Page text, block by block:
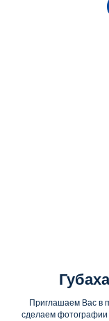
Приглашаем Вас в
сделаем